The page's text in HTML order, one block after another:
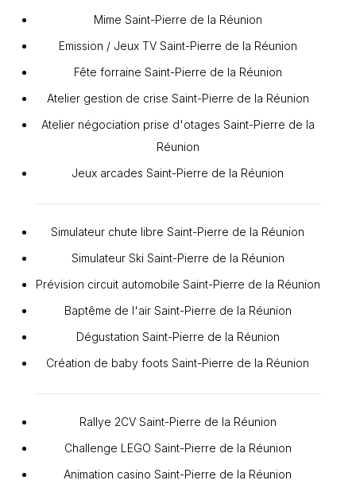
Mime Saint-Pierre de la Réunion
Emission / Jeux TV Saint-Pierre de la Réunion
Fête forraine Saint-Pierre de la Réunion
Atelier gestion de crise Saint-Pierre de la Réunion
Atelier négociation prise d'otages Saint-Pierre de la
Réunion
Jeux arcades Saint-Pierre de la Réunion
Simulateur chute libre Saint-Pierre de la Réunion
Simulateur Ski Saint-Pierre de la Réunion
Prévision circuit automobile Saint-Pierre de la Réunion
Baptême de l'air Saint-Pierre de la Réunion
Dégustation Saint-Pierre de la Réunion
Création de baby foots Saint-Pierre de la Réunion
Rallye 2CV Saint-Pierre de la Réunion
Challenge LEGO Saint-Pierre de la Réunion
Animation casino Saint-Pierre de la Réunion